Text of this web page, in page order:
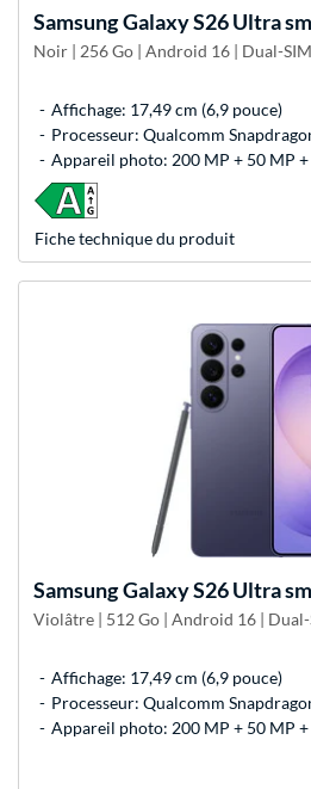
SamsungGalaxy S26 Ultra
Noir | 256 Go | Android 16 | Dual-SIM
Affichage: 17,49 cm (6,9 pouce)
Processeur: Qualcomm
Appareil photo: 200 MP + 50 MP
Fiche technique du produit
SamsungGalaxy S26 Ultra
Violâtre | 512 Go | Android 16 |
Affichage: 17,49 cm (6,9 pouce)
Processeur: Qualcomm
Appareil photo: 200 MP + 50 MP